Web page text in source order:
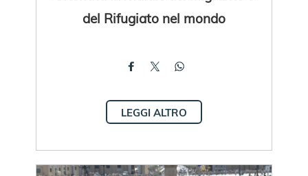
del Rifugiato nel mondo
LEGGI ALTRO